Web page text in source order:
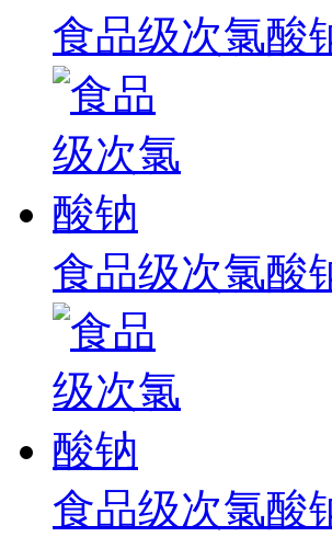
食品级次氯酸
食品级次氯酸
食品级次氯酸